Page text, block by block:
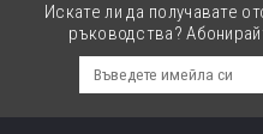
Искате ли да получавате
ръководства?